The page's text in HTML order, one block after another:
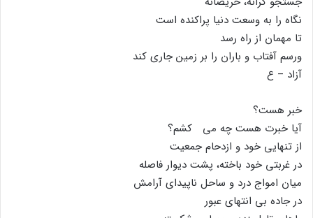
نگاه را به وسعت دنیا پراکنده است
تا مهمان از راه رسد
ورسم آفتاب و باران را بر زمین جارى کند
آزاد – ع
خبر هست؟
آیا خبرت هست چه مى کشم؟
از تنهایى خود و ازدحام جمعیت
در غربتى خود باخته، پشت دیوار فاصله
میان امواج درد و ساحل ناپیداى آرامش
در جاده بى انتهاى عبور